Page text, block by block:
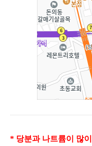
* 당분과 나트륨이 많